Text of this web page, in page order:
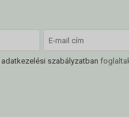
adatkezelési szabályzatban